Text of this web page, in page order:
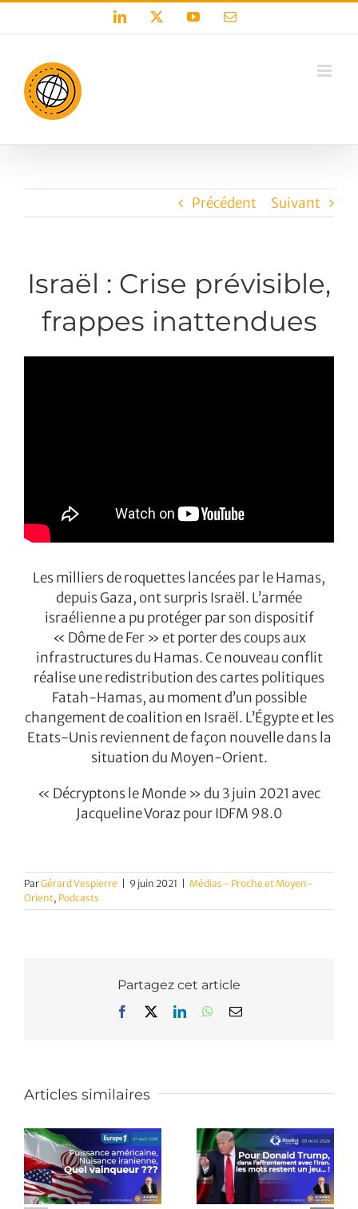
LinkedIn YouTubeEmail
Précédent Suivant
Israël : Crise prévisible,
frappes inattendues
Les milliers de roquettes lancées par le Hamas,
depuis Gaza, ont surpris Israël. L’armée
israélienne a pu protéger par son dispositif
« Dôme de Fer » et porter des coups aux
infrastructures du Hamas. Ce nouveau conflit
réalise une redistribution des cartes politiques
Fatah-Hamas, au moment d’un possible
changement de coalition en Israël. L’Égypte et les
Etats-Unis reviennent de façon nouvelle dans la
situation du Moyen-Orient.
« Décryptons le Monde » du 3 juin 2021 avec
Jacqueline Voraz pour IDFM 98.0
ParGérard Vespierre 9 juin 2021
Médias - Proche et Moyen-
Orient, Podcasts
Partagez cet article
Facebook LinkedInWhatsApp
Email
Articles similaires